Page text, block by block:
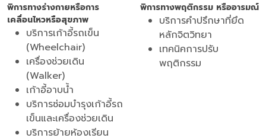
พิการทางร่างกายหรือการ
เคลื่อนไหวหรือสุขภาพ
บริการเก้าอี้รถเข็น
(Wheelchair)
เครื่องช่วยเดิน
(Walker)
เก้าอี้อาบน้ำ
บริการซ่อมบำรุงเก้าอี้รถ
เข็นและเครื่องช่วยเดิน
บริการย้ายห้องเรียน
พิการทางพฤติกรรม หรืออารมณ์
บริการคำปรึกษาที่ยึด
หลักจิตวิทยา
เทคนิคการปรับ
พฤติกรรม